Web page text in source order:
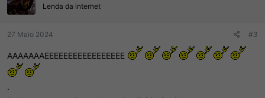
e
s
Lenda da internet
27 Maio 2024 #3
AAAAAAAEEEEEEEEEEEEEEEEE
.